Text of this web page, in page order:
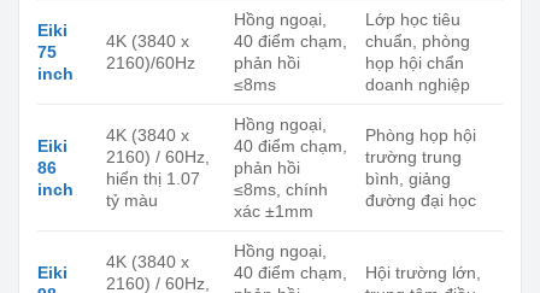
Eiki
75
inch
4K (3840 x
2160)/60Hz
Hồng ngoại,
40 điểm chạm,
phản hồi
≤8ms
Lớp học tiêu
chuẩn, phòng
họp hội chẩn
doanh nghiệp
Eiki
86
inch
4K (3840 x
2160) / 60Hz,
hiển thị 1.07
tỷ màu
Hồng ngoại,
40 điểm chạm,
phản hồi
≤8ms, chính
xác ±1mm
Phòng họp hội
trường trung
bình, giảng
đường đại học
Eiki
4K (3840 x
2160) / 60Hz,
Hồng ngoại,
40 điểm chạm,
Hội trường lớn,